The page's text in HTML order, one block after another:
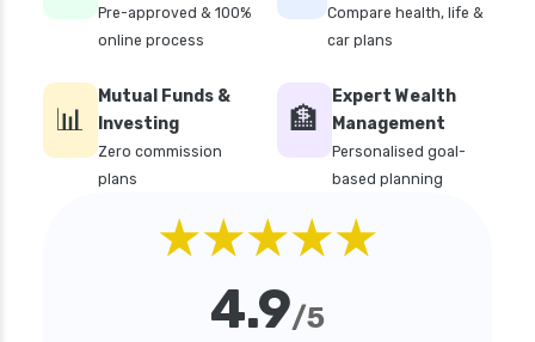
Pre-approved & 100%
online process
Compare health, life &
car plans
📊
Mutual Funds &
Investing
Zero commission
plans
🏦
Expert Wealth
Management
Personalised goal-
based planning
★★★★★
4.9/5